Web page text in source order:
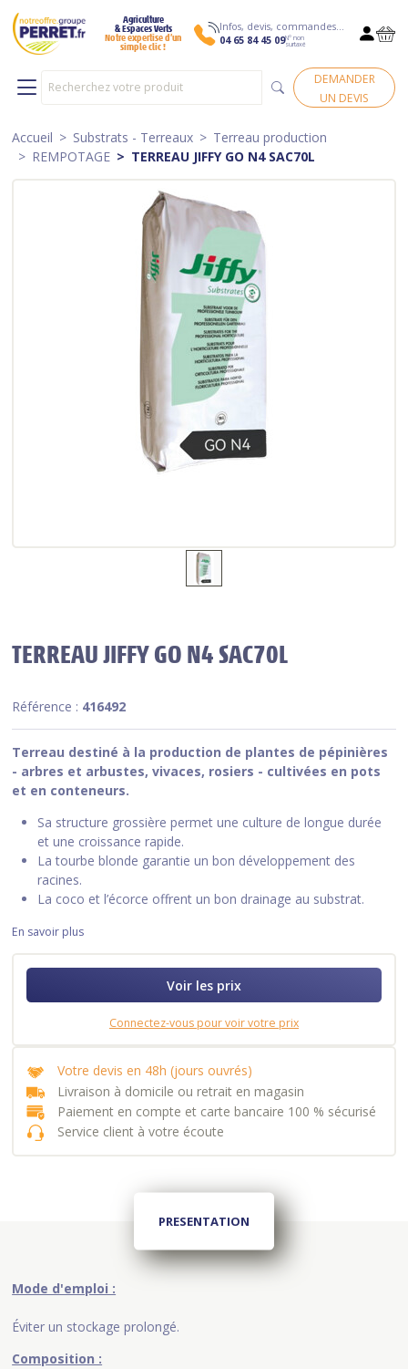
Agriculture
& Espaces Verts
Notre expertise d’un
simple clic !
Infos, devis, commandes…
04 65 84 45 09N° non
surtaxé
DEMANDER
UN DEVIS
Accueil Substrats - Terreaux
Terreau production
REMPOTAGE
TERREAU JIFFY GO N4 SAC70L
TERREAU JIFFY GO N4 SAC70L
Référence : 416492
Terreau destiné à la production de plantes de pépinières
- arbres et arbustes, vivaces, rosiers - cultivées en pots
et en conteneurs.
Sa structure grossière permet une culture de longue durée
et une croissance rapide.
La tourbe blonde garantie un bon développement des
racines.
La coco et l’écorce offrent un bon drainage au substrat.
En savoir plus
Voir les prix
Connectez-vous pour voir votre prix
Votre devis en 48h (jours ouvrés)
Livraison à domicile ou retrait en magasin
Paiement en compte et carte bancaire 100 % sécurisé
Service client à votre écoute
PRESENTATION
Mode d'emploi :
Éviter un stockage prolongé.
Composition :